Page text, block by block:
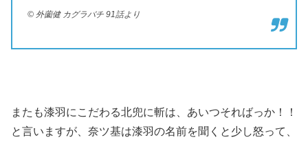
© 外薗健 カグラバチ 91話より
またも漆羽にこだわる北兜に斬は、あいつそればっか！！
と言いますが、奈ツ基は漆羽の名前を聞くと少し怒って、